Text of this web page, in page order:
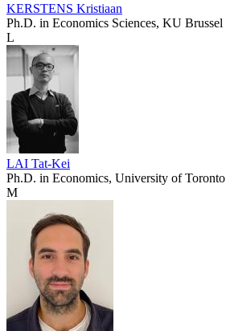
KERSTENS Kristiaan
Ph.D. in Economics Sciences, KU Brussel
L
LAI Tat-Kei
Ph.D. in Economics, University of Toronto
M